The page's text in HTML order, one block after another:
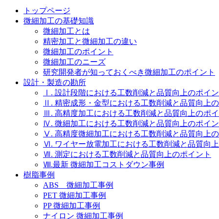
トップページ
微細加工の基礎知識
微細加工とは
精密加工と微細加工の違い
微細加工のポイント
微細加工のニーズ
研究開発者が知っておくべき微細加工のポイント
設計・製造の勘所
Ⅰ. 設計段階における工数削減と品質向上のポイン
Ⅱ. 精密成形・金型における工数削減と品質向上
Ⅲ. 高精度加工における工数削減と品質向上のポイ
Ⅳ. 微細加工における工数削減と品質向上のポイン
Ⅴ. 高精度微細加工における工数削減と品質向上の
Ⅵ. ワイヤー放電加工における工数削減と品質向
Ⅶ. 測定における工数削減と品質向上のポイント
Ⅷ.最新 微細加工コストダウン事例
樹脂事例
ABS 微細加工事例
PET 微細加工事例
PP 微細加工事例
ナイロン 微細加工事例